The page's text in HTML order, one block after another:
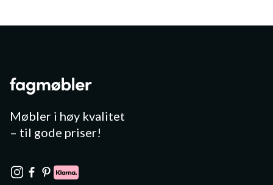
Møbler i høy kvalitet
– til gode priser!